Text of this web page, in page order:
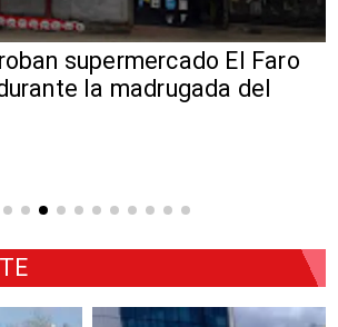
supermercado El Faro
la madrugada del